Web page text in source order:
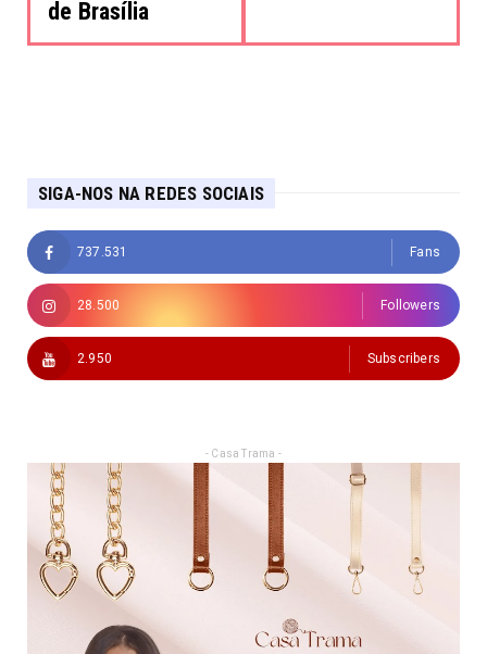
de Brasília
SIGA-NOS NA REDES SOCIAIS
737.531 Fans
28.500 Followers
2.950 Subscribers
- Casa Trama -